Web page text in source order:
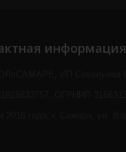
информация